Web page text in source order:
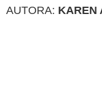
AUTORA: KAREN